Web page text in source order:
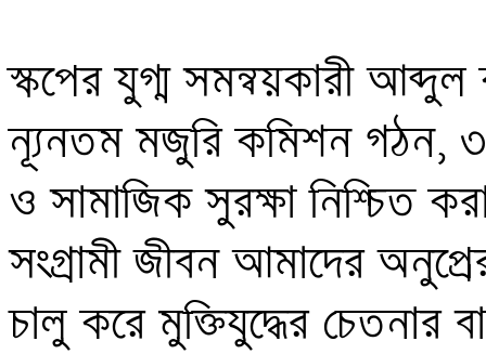
স্কপের যুগ্ম সমন্বয়কারী
ন্যূনতম মজুরি কমিশন গঠন,
ও সামাজিক সুরক্ষা নিশ্চিত
সংগ্রামী জীবন আমাদের
চালু করে মুক্তিযুদ্ধের চেতনার